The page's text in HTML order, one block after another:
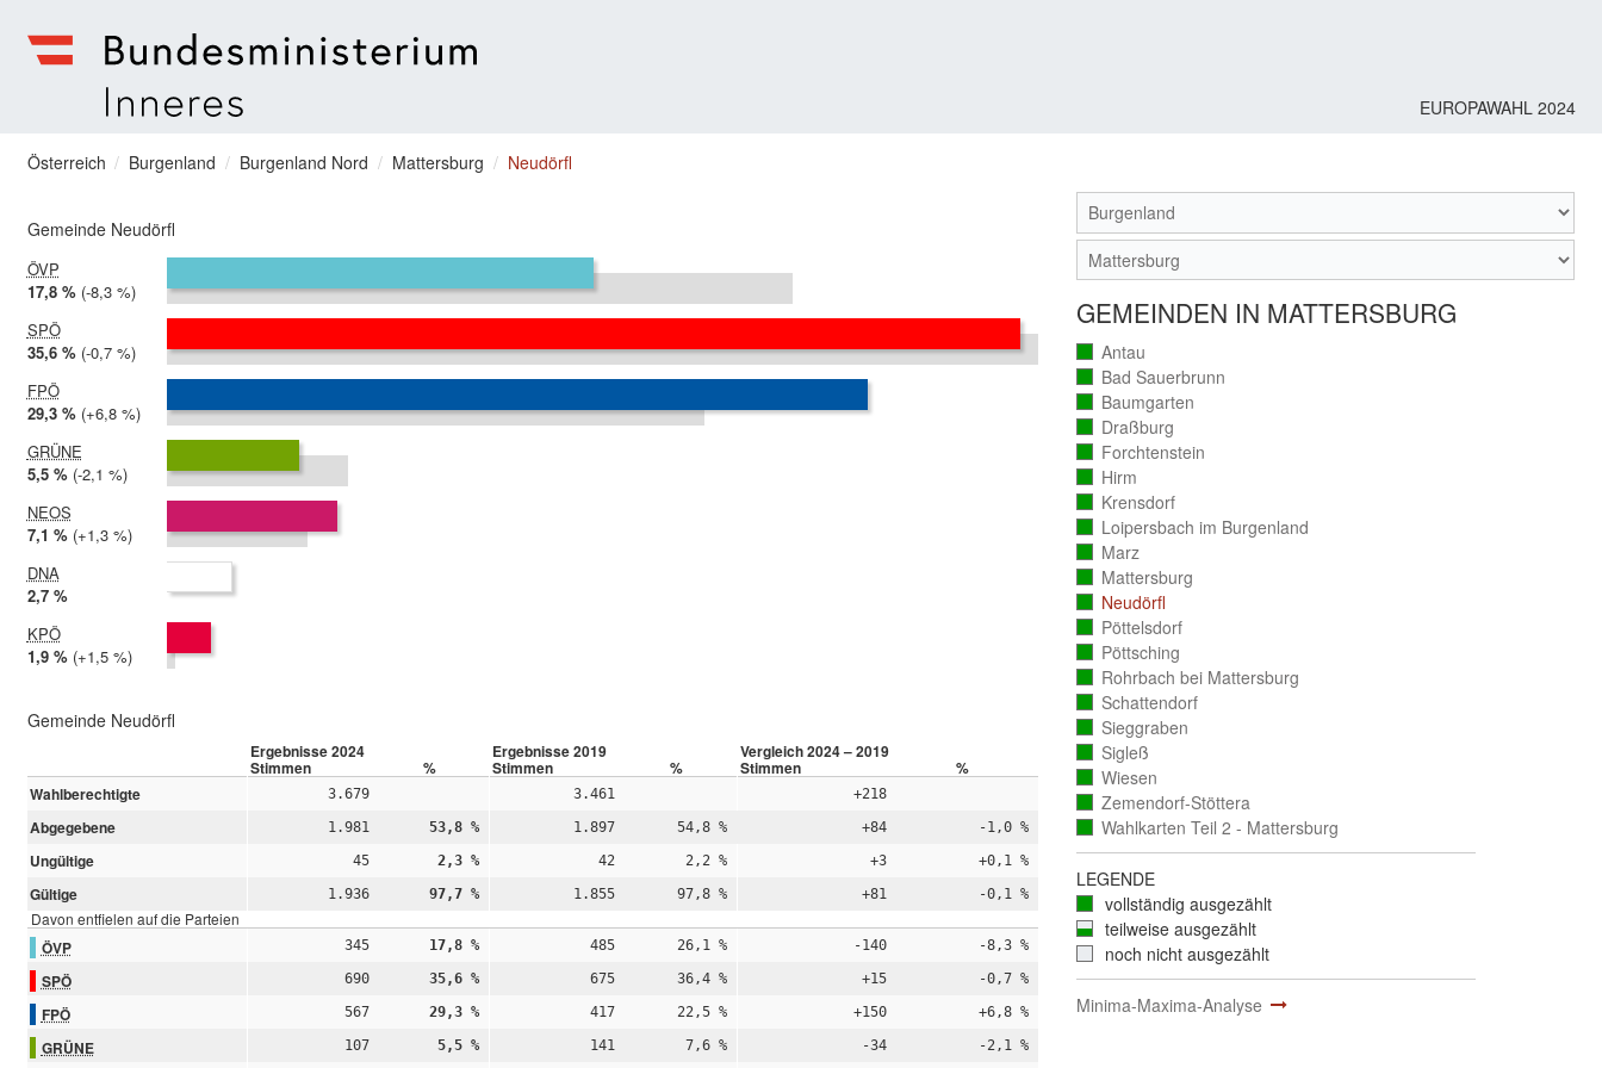
zum Menu springen
EUROPAWAHL 2024
Sie befinden sich hier
Österreich Burgenland Burgenland Nord Mattersburg Neudörfl
Gemeinde Neudörfl
ÖVP
2024:
17,8 %
2019:
26,1 %
Differenz:
-8,3 %
SPÖ
2024:
35,6 %
2019:
36,4 %
Differenz:
-0,7 %
FPÖ
2024:
29,3 %
2019:
22,5 %
Differenz:
+6,8 %
GRÜNE
2024:
5,5 %
2019:
7,6 %
Differenz:
-2,1 %
NEOS
2024:
7,1 %
2019:
5,9 %
Differenz:
+1,3 %
DNA
2024:
2,7 %
KPÖ
2024:
1,9 %
2019:
0,4 %
Differenz:
+1,5 %
Gemeinde Neudörfl
Ergebnisse 2024 Ergebnisse 2019 Vergleich 2024 – 2019
Stimmen % Stimmen % Stimmen
%
Wahlberechtigte
3.679 3.461 +218
Abgegebene 1.981 53,8 % 1.897 54,8 % +84 -1,0 %
Ungültige 45 2,3 % 42 2,2 % +3 +0,1 %
Gültige 1.936 97,7 % 1.855 97,8 % +81 -0,1 %
Davon entfielen auf die Parteien
ÖVP 345 17,8 % 485 26,1 % -140 -8,3 %
SPÖ 690 35,6 % 675 36,4 % +15 -0,7 %
FPÖ 567 29,3 % 417 22,5 % +150 +6,8 %
GRÜNE 107 5,5 % 141 7,6 % -34 -2,1 %
GEMEINDEN IN MATTERSBURG
Antau
(vollständig
ausgezählt)
Bad Sauerbrunn
(vollständig
ausgezählt)
Baumgarten
(vollständig
ausgezählt)
Draßburg
(vollständig
ausgezählt)
Forchtenstein
(vollständig
ausgezählt)
Hirm
(vollständig
ausgezählt)
Krensdorf
(vollständig
ausgezählt)
Loipersbach im Burgenland
(vollständig
ausgezählt)
Marz
(vollständig
ausgezählt)
Mattersburg
(vollständig
ausgezählt)
Neudörfl
(vollständig
ausgezählt)
Pöttelsdorf
(vollständig
ausgezählt)
Pöttsching
(vollständig
ausgezählt)
Rohrbach bei Mattersburg
(vollständig
ausgezählt)
Schattendorf
(vollständig
ausgezählt)
Sieggraben
(vollständig
ausgezählt)
Sigleß
(vollständig
ausgezählt)
Wiesen
(vollständig
ausgezählt)
Zemendorf-Stöttera
(vollständig
ausgezählt)
Wahlkarten Teil 2 - Mattersburg
(vollständig
LEGENDE
vollständig ausgezählt
teilweise ausgezählt
noch nicht ausgezählt
Minima-Maxima-Analyse